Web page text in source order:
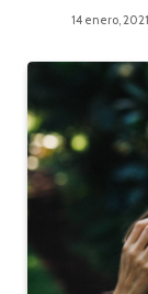
14 enero, 2021